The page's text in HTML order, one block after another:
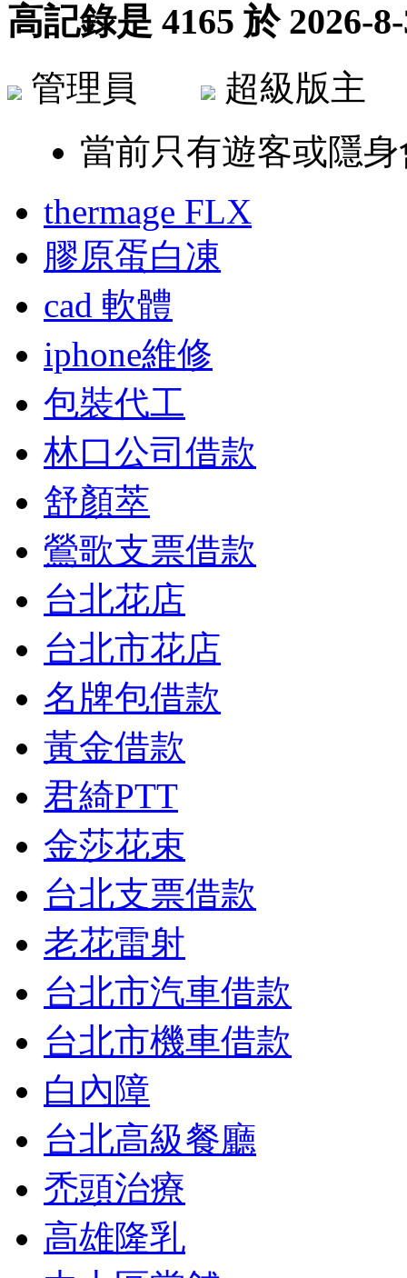
高記錄是 4165 於 2026-
管理員
超級版
當前只有遊客或隱
thermage FLX
膠原蛋白凍
cad 軟體
iphone維修
包裝代工
林口公司借款
舒顏萃
鶯歌支票借款
台北花店
台北市花店
名牌包借款
黃金借款
君綺PTT
金莎花束
台北支票借款
老花雷射
台北市汽車借款
台北市機車借款
白內障
台北高級餐廳
禿頭治療
高雄隆乳